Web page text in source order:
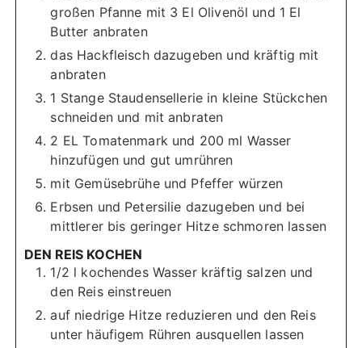
großen Pfanne mit 3 El Olivenöl und 1 El
Butter anbraten
das Hackfleisch dazugeben und kräftig mit
anbraten
1 Stange Staudensellerie in kleine Stückchen
schneiden und mit anbraten
2 EL Tomatenmark und 200 ml Wasser
hinzufügen und gut umrühren
mit Gemüsebrühe und Pfeffer würzen
Erbsen und Petersilie dazugeben und bei
mittlerer bis geringer Hitze schmoren lassen
DEN REIS KOCHEN
1/2 l kochendes Wasser kräftig salzen und
den Reis einstreuen
auf niedrige Hitze reduzieren und den Reis
unter häufigem Rühren ausquellen lassen